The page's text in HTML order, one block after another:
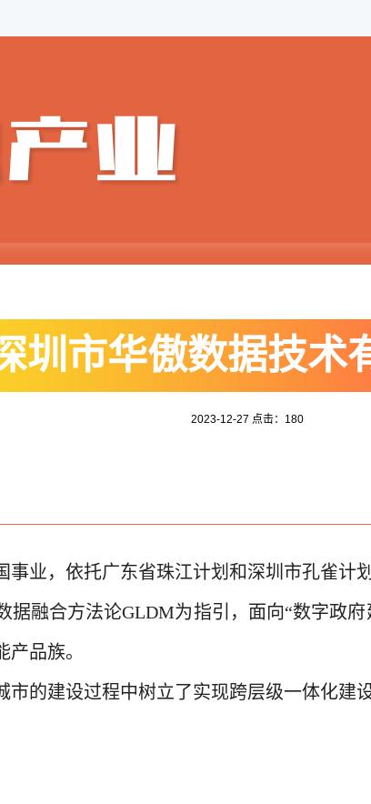
圳市华傲数据技术
2023-12-27 点击： 180
事业，依托广东省珠江计划和深圳市孔雀
融合方法论GLDM为指引，面向“数字政
品族。
市的建设过程中树立了实现跨层级一体化建